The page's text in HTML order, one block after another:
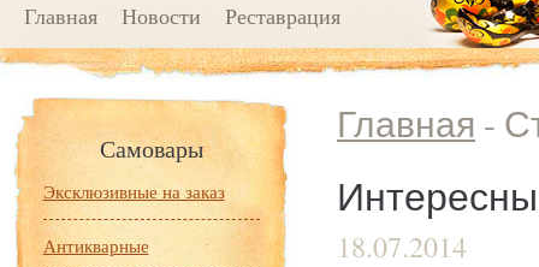
Главная Новости Реставрация
Самовары
Эксклюзивные на заказ
Антикварные
Главная -
18.07.2014